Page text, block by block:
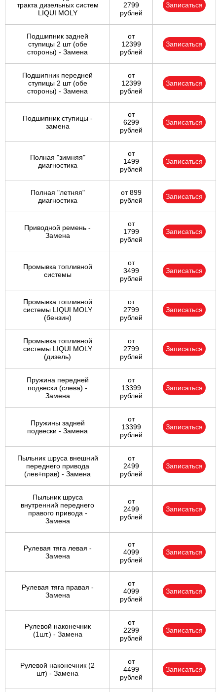
тракта дизельных систем
LIQUI MOLY
2799
рублей
Записаться
Подшипник задней
ступицы 2 шт (обе
стороны) - Замена
от
12399
рублей
Записаться
Подшипник передней
ступицы 2 шт (обе
стороны) - Замена
от
12399
рублей
Записаться
Подшипник ступицы -
замена
от
6299
рублей
Записаться
Полная "зимняя"
диагностика
от
1499
рублей
Записаться
Полная "летняя"
диагностика
от 899
рублей
Записаться
Приводной ремень -
Замена
от
1799
рублей
Записаться
Промывка топливной
системы
от
3499
рублей
Записаться
Промывка топливной
системы LIQUI MOLY
(бензин)
от
2799
рублей
Записаться
Промывка топливной
системы LIQUI MOLY
(дизель)
от
2799
рублей
Записаться
Пружина передней
подвески (слева) -
Замена
от
13399
рублей
Записаться
Пружины задней
подвески - Замена
от
13399
рублей
Записаться
Пыльник шруса внешний
переднего привода
(лев+прав) - Замена
от
2499
рублей
Записаться
Пыльник шруса
внутренний переднего
правого привода -
Замена
от
2499
рублей
Записаться
Рулевая тяга левая -
Замена
от
4099
рублей
Записаться
Рулевая тяга правая -
Замена
от
4099
рублей
Записаться
Рулевой наконечник
(1шт.) - Замена
от
2299
рублей
Записаться
Рулевой наконечник (2
шт) - Замена
от
4499
рублей
Записаться